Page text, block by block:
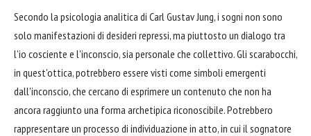
Secondo la psicologia analitica di Carl Gustav Jung, i sogni non sono
solo manifestazioni di desideri repressi, ma piuttosto un dialogo tra
l'io cosciente e l'inconscio, sia personale che collettivo. Gli scarabocchi,
in quest'ottica, potrebbero essere visti come simboli emergenti
dall'inconscio, che cercano di esprimere un contenuto che non ha
ancora raggiunto una forma archetipica riconoscibile. Potrebbero
rappresentare un processo di individuazione in atto, in cui il sognatore